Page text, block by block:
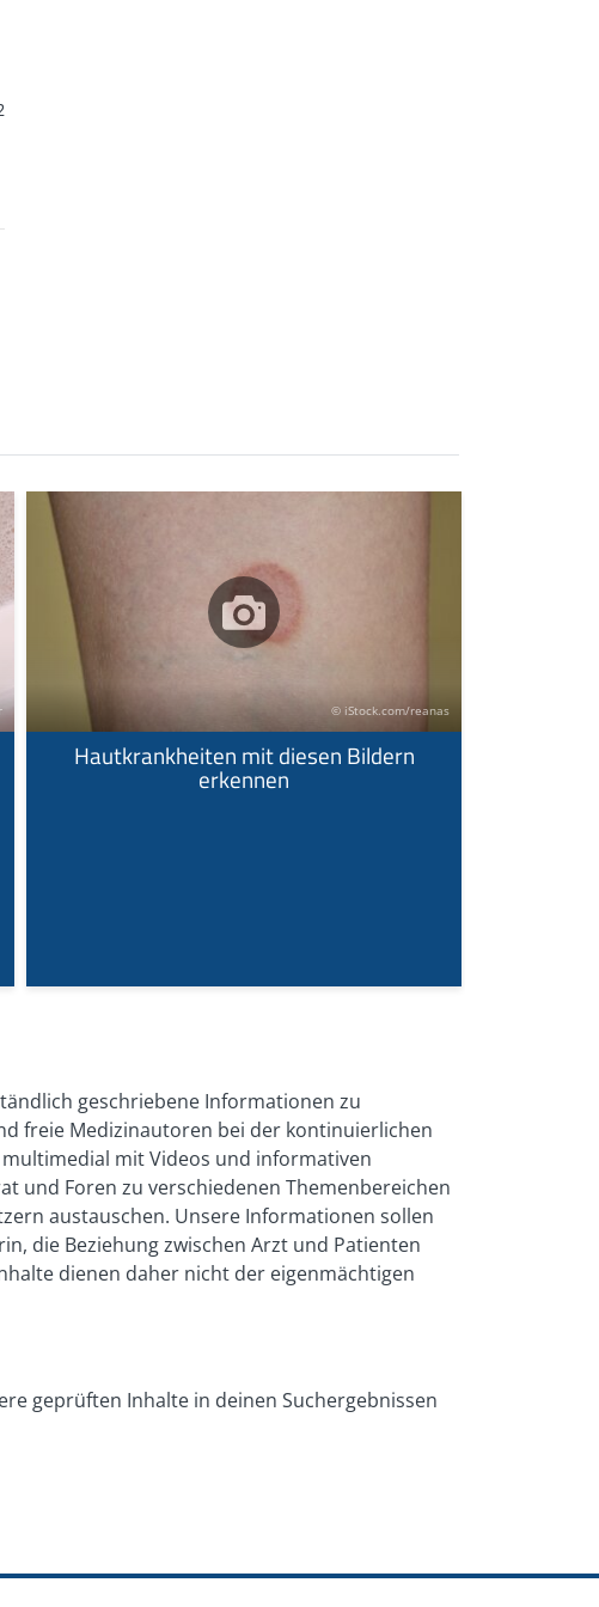
© iStock.com/reanas
Hautkrankheiten mit diesen Bildern
erkennen
geschriebene Informationen zu
freie Medizinautoren bei der kontinuierlichen
mit Videos und informativen
und Foren zu verschiedenen Themenbereichen
austauschen. Unsere Informationen sollen
die Beziehung zwischen Arzt und Patienten
dienen daher nicht der eigenmächtigen
geprüften Inhalte in deinen Suchergebnissen